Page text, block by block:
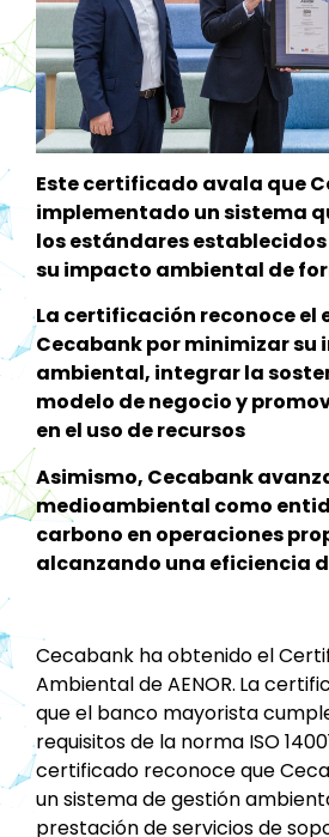
Este certificado avala que
implementado un sistema
los estándares
su impacto ambiental de
La certificación reconoce el
Cecabank por minimizar su
ambiental, integrar la
modelo de negocio y
en el uso de recursos
Asimismo, Cecabank
medioambiental como
carbono en operaciones
alcanzando una eficiencia
Cecabank ha obtenido el
Ambiental de AENOR. La
que el banco mayorista
requisitos de la norma ISO
certificado reconoce que
un sistema de gestión
prestación de servicios de